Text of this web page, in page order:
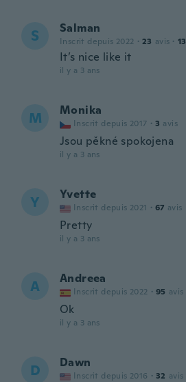
S Salman
Inscrit depuis 2022 · 23 avis · 13
It’s nice like it
il y a 3 ans
M Monika
Inscrit depuis 2017 · 3 avis
Jsou pěkné spokojena
il y a 3 ans
Y Yvette
Inscrit depuis 2021 · 67 avis
Pretty
il y a 3 ans
A Andreea
Inscrit depuis 2022 · 95 avis
Ok
il y a 3 ans
D Dawn
Inscrit depuis 2016 · 32 avis